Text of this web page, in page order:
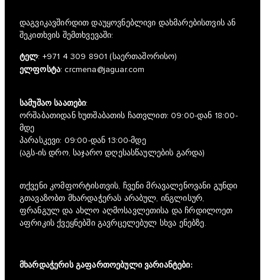
დაგვიკავშირდით დაუყოვნებლივი დახმარებისთვის ან
შეკითხვის შემთხვევაში:
ტელ: +971 4 309 8901 (საერთაშორისო)
ელფოსტა:crcmena@jaguar.com
სამუშაო საათები:
ორშაბათიდან ხუთშაბათის ჩათვლით: 09:00-დან 18:00-
მდე
პარასკევი: 09:00-დან 13:00-მდე
(აგს-ის დრო, საჯარო დღესასწაულების გარდა)
თქვენი კომფორტისთვის, ჩვენი მრავალენოვანი გუნდი
გთავაზობთ მხარდაჭერას არაბულ, ინგლისურ,
ფრანგულ და ახლო აღმოსავლეთისა და ჩრდილოეთ
აფრიკის ქვეყნებში გავრცელებულ სხვა ენებზე.
მხარდაჭერის გაფართოებული ვარიანტები: